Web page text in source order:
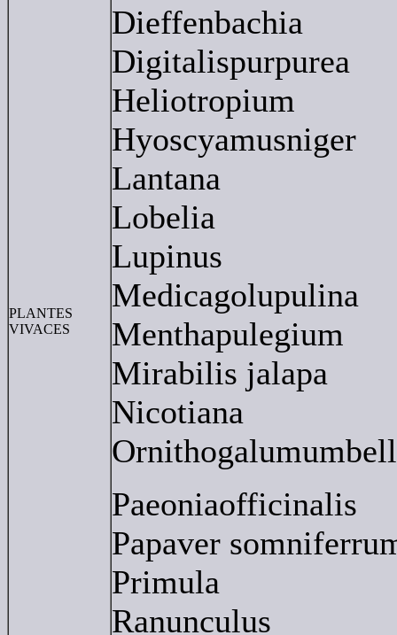
PLANTES
VIVACES
Dieffenbachia
Digitalispurpurea
Heliotropium
Hyoscyamusniger
Lantana
Lobelia
Lupinus
Medicagolupulina
Menthapulegium
Mirabilis jalapa
Nicotiana
Paeoniaofficinalis
Papaver
Primula
Ranunculus